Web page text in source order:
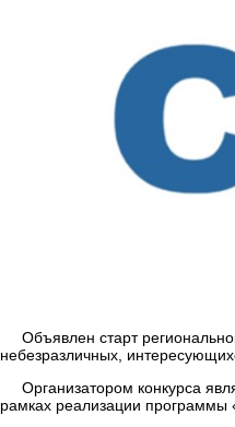
Объявлен старт
небезразличных,
Организатором конкурса
рамках реализации